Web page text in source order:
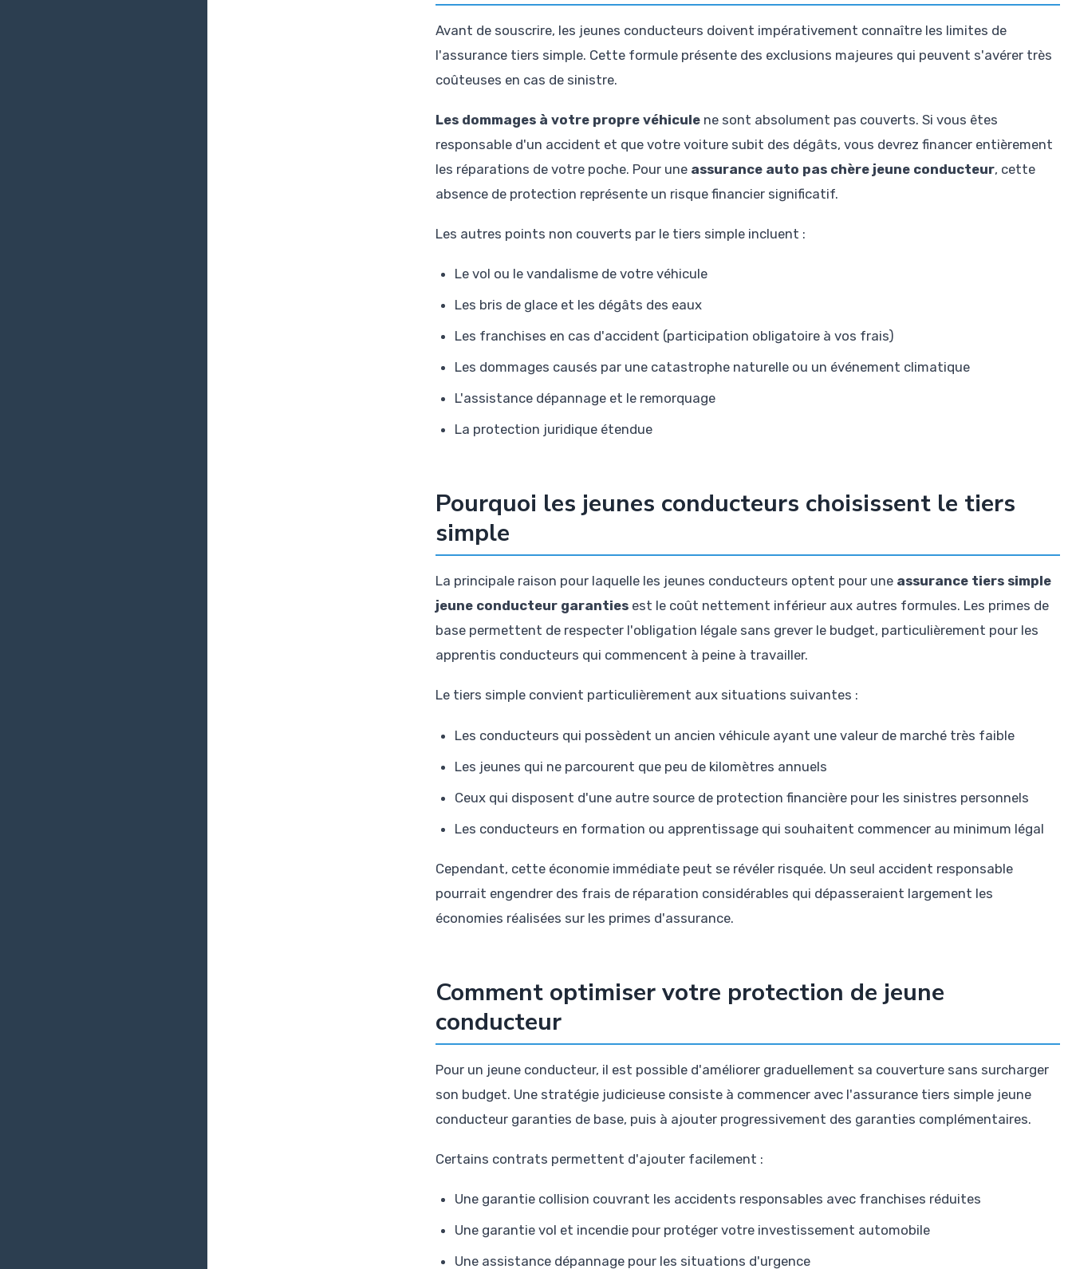
Avant de souscrire, les jeunes conducteurs doivent impérativement connaître les limites de
l'assurance tiers simple. Cette formule présente des exclusions majeures qui peuvent s'avérer très
coûteuses en cas de sinistre.
Les dommages à votre propre véhicule ne sont absolument pas couverts. Si vous êtes
responsable d'un accident et que votre voiture subit des dégâts, vous devrez financer entièrement
les réparations de votre poche. Pour une assurance auto pas chère jeune conducteur, cette
absence de protection représente un risque financier significatif.
Les autres points non couverts par le tiers simple incluent :
Le vol ou le vandalisme de votre véhicule
Les bris de glace et les dégâts des eaux
Les franchises en cas d'accident (participation obligatoire à vos frais)
Les dommages causés par une catastrophe naturelle ou un événement climatique
L'assistance dépannage et le remorquage
La protection juridique étendue
Pourquoi les jeunes conducteurs choisissent le tiers
simple
La principale raison pour laquelle les jeunes conducteurs optent pour une assurance tiers simple
jeune conducteur garanties est le coût nettement inférieur aux autres formules. Les primes de
base permettent de respecter l'obligation légale sans grever le budget, particulièrement pour les
apprentis conducteurs qui commencent à peine à travailler.
Le tiers simple convient particulièrement aux situations suivantes :
Les conducteurs qui possèdent un ancien véhicule ayant une valeur de marché très faible
Les jeunes qui ne parcourent que peu de kilomètres annuels
Ceux qui disposent d'une autre source de protection financière pour les sinistres personnels
Les conducteurs en formation ou apprentissage qui souhaitent commencer au minimum légal
Cependant, cette économie immédiate peut se révéler risquée. Un seul accident responsable
pourrait engendrer des frais de réparation considérables qui dépasseraient largement les
économies réalisées sur les primes d'assurance.
Comment optimiser votre protection de jeune
conducteur
Pour un jeune conducteur, il est possible d'améliorer graduellement sa couverture sans surcharger
son budget. Une stratégie judicieuse consiste à commencer avec l'assurance tiers simple jeune
conducteur garanties de base, puis à ajouter progressivement des garanties complémentaires.
Certains contrats permettent d'ajouter facilement :
Une garantie collision couvrant les accidents responsables avec franchises réduites
Une garantie vol et incendie pour protéger votre investissement automobile
Une assistance dépannage pour les situations d'urgence